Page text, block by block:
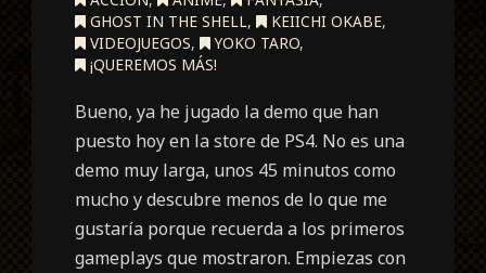
GHOST IN THE SHELL, KEIICHI OKABE,
VIDEOJUEGOS, YOKO TARO,
¡QUEREMOS MÁS!
Bueno, ya he jugado la demo que han
puesto hoy en la store de PS4. No es una
demo muy larga, unos 45 minutos como
mucho y descubre menos de lo que me
gustaría porque recuerda a los primeros
gameplays que mostraron. Empiezas con